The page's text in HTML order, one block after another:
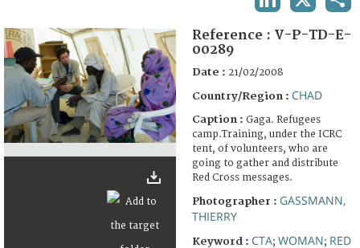
FAQ
Reference : V-P-TD-E-
00289
Date : 21/02/2008
Country/Region : CHAD
Caption : Gaga. Refugees
camp.Training, under the ICRC
tent, of volunteers, who are
going to gather and distribute
Red Cross messages.
Photographer : GASSMANN,
THIERRY
Keyword : CTA; WOMAN; RED